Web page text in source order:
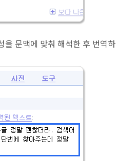
을 문맥에 맞춰 해석한 후 번역하